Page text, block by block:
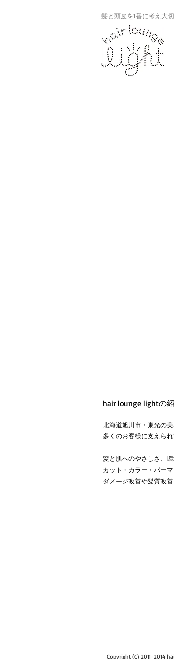
髪と頭皮を1番に考え大
hair lounge lightの
北海道旭川市・東光の
多くのお客様に支えられ
髪と肌へのやさしさ、
カット・カラー・パー
ダメージ改善や髪質改
Copyright (C) 2011-2014